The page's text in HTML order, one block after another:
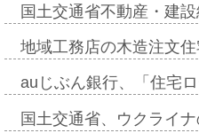
国土交通省不動産・建
地域工務店の木造注文
auじぶん銀行、「住宅
国土交通省、ウクライ